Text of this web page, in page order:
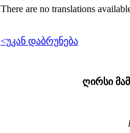
There are no translations
<უკან დაბრუნება
ღირსი